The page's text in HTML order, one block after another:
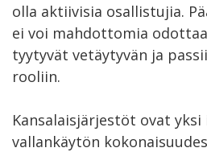
olla aktiivisia osallistujia.
ei voi mahdottomia
tyytyvät vetäytyvän ja
rooliin.
Kansalaisjärjestöt ovat
vallankäytön